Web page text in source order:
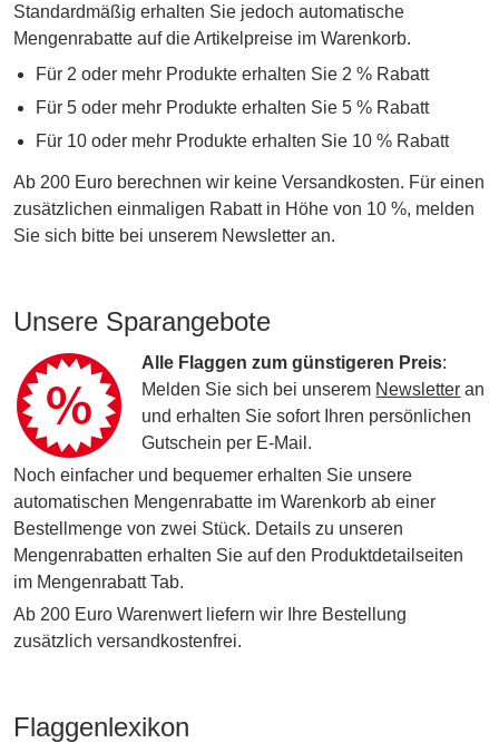
Standardmäßig erhalten Sie jedoch automatische
Mengenrabatte auf die Artikelpreise im Warenkorb.
Für 2 oder mehr Produkte erhalten Sie 2 % Rabatt
Für 5 oder mehr Produkte erhalten Sie 5 % Rabatt
Für 10 oder mehr Produkte erhalten Sie 10 % Rabatt
Ab 200 Euro berechnen wir keine Versandkosten. Für einen
zusätzlichen einmaligen Rabatt in Höhe von 10 %, melden
Sie sich bitte bei unserem Newsletter an.
Unsere Sparangebote
Alle Flaggen zum günstigeren Preis:
Melden Sie sich bei unserem Newsletter an
und erhalten Sie sofort Ihren persönlichen
Gutschein per E-Mail.
Noch einfacher und bequemer erhalten Sie unsere
automatischen Mengenrabatte im Warenkorb ab einer
Bestellmenge von zwei Stück. Details zu unseren
Mengenrabatten erhalten Sie auf den Produktdetailseiten
im Mengenrabatt Tab.
Ab 200 Euro Warenwert liefern wir Ihre Bestellung
zusätzlich versandkostenfrei.
Flaggenlexikon